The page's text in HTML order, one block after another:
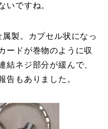
いですね。
製。カプセル状になっ
ードが巻物のように収
結ネジ部分が緩んで、
告もありました。